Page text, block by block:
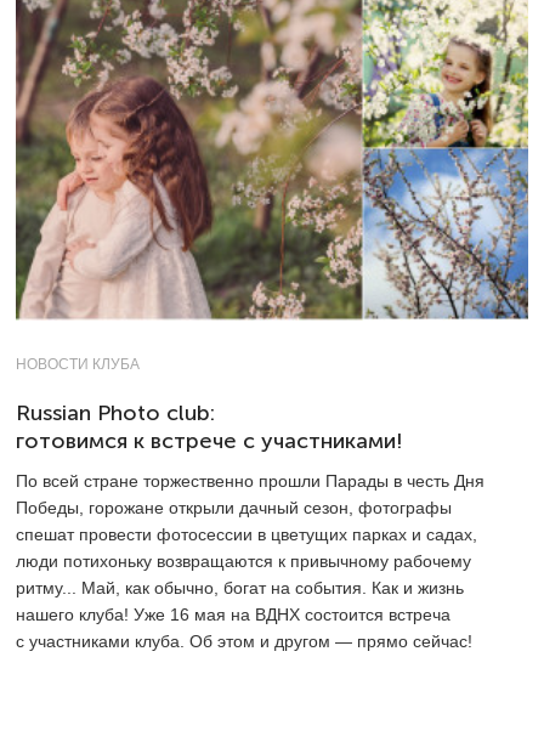
НОВОСТИ КЛУБА
Russian Photo club:
готовимся к встрече с участниками!
По всей стране торжественно прошли Парады в честь Дня
Победы, горожане открыли дачный сезон, фотографы
спешат провести фотосессии в цветущих парках и садах,
люди потихоньку возвращаются к привычному рабочему
ритму... Май, как обычно, богат на события. Как и жизнь
нашего клуба! Уже 16 мая на ВДНХ состоится встреча
с участниками клуба. Об этом и другом — прямо сейчас!